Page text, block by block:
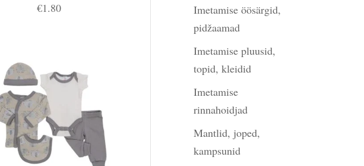
€1.80
Imetamise öösärgid,
pidžaamad
Imetamise pluusid,
topid, kleidid
Imetamise
rinnahoidjad
Mantlid, joped,
kampsunid